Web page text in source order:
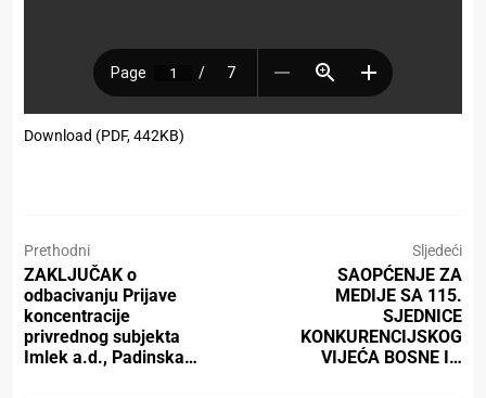
Download (PDF, 442KB)
Prethodni
ZAKLJUČAK o
odbacivanju Prijave
koncentracije
privrednog subjekta
Imlek a.d., Padinska…
Sljedeći
SAOPĆENJE ZA
MEDIJE SA 115.
SJEDNICE
KONKURENCIJSKOG
VIJEĆA BOSNE I…